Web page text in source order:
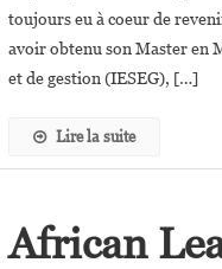
toujours eu à coeur de
avoir obtenu son Master en
et de gestion (IESEG), […]
Lire la suite
African